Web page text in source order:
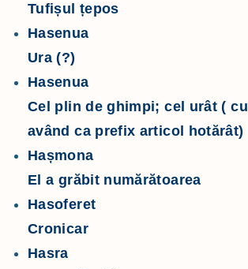
Tufișul țepos
Hasenua
Ura (?)
Hasenua
Cel plin de ghimpi; cel urât (
având ca prefix articol hotărât)
Hașmona
El a grăbit numărătoarea
Hasoferet
Cronicar
Hasra